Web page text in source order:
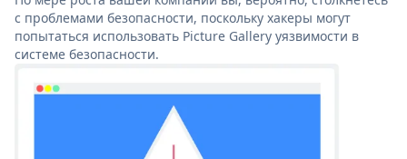
с проблемами безопасности, поскольку хакеры могут
попытаться использовать Picture Gallery уязвимости в
системе безопасности.